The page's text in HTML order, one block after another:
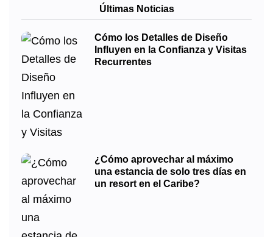
Últimas Noticias
Cómo los Detalles de Diseño
Influyen en la Confianza y Visitas
Recurrentes
¿Cómo aprovechar al máximo
una estancia de solo tres días en
un resort en el Caribe?